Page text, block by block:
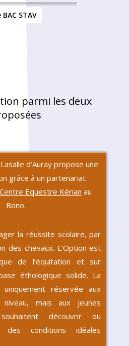
STAV
parmi les deux
d’Auray propose une
grâce à un partenariat
Centre Equestre Kérian au
Bono.
la réussite scolaire, par
des chevaux. L’Option est
de l’équitation et sur
éthologique solide. La
réservée aux
mais aux jeunes
découvrir ou
des conditions idéales